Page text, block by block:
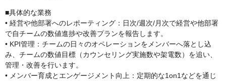
■具体的な業務
• 経営や他部署へのレポーティング：日次/週次/月次で経営や他部署
で自チームの数値進捗や改善プランを報告します。
• KPI管理：チームの日々のオペレーションをメンバーへ落とし込
み、チームの数値目標（カウンセリング実施数や架電数）を追い、
管理・改善を行います。
• メンバー育成とエンゲージメント向上：定期的な1on1などを通じ